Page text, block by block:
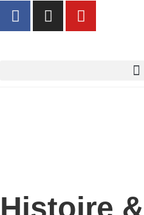
Histoire &